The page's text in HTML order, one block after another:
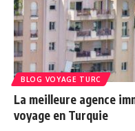
BLOG VOYAGE TURC
La meilleure agence
voyage en Turquie